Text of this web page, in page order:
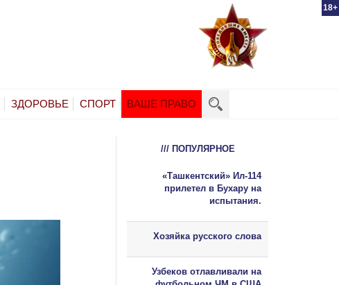
18+
ЗДОРОВЬЕ СПОРТ ВАШЕ ПРАВО
/// ПОПУЛЯРНОЕ
«Ташкентский» Ил-114
прилетел в Бухару на
испытания.
Хозяйка русского слова
Узбеков отлавливали на